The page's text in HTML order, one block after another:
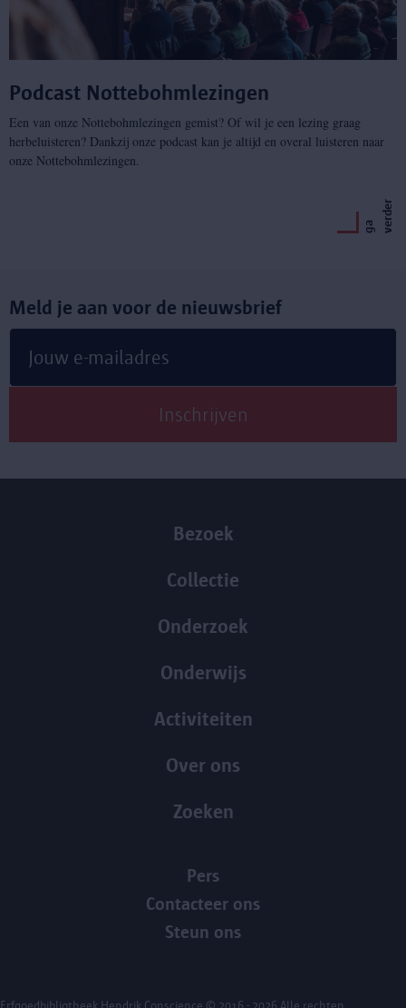
Podcast Nottebohmlezingen
Een van onze Nottebohmlezingen gemist? Of wil je een lezing graag
herbeluisteren? Dankzij onze podcast kan je altijd en overal luisteren naar
onze Nottebohmlezingen.
g
a
v
e
r
d
e r
Meld je aan voor de nieuwsbrief
Bezoek
Collectie
Onderzoek
Onderwijs
Activiteiten
Over ons
Zoeken
Pers
Contacteer ons
Steun ons